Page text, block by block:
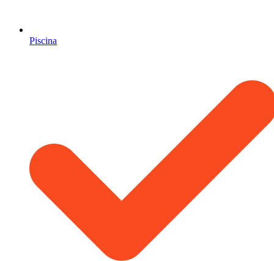
Piscina